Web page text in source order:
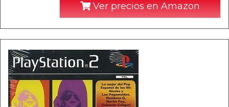
Ver precios en Amazon